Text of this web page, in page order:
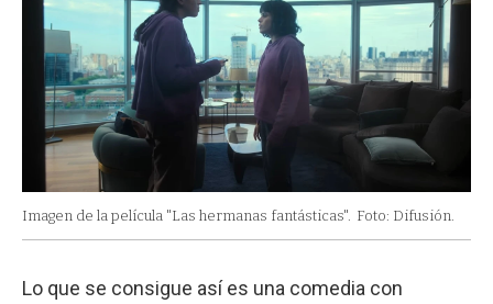
Imagen de la película "Las hermanas fantásticas". Foto: Difusión.
Lo que se consigue así es una comedia con